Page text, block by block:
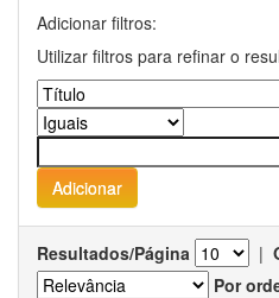
Adicionar filtros:
Utilizar filtros para refinar o
Resultados/Página |
Por